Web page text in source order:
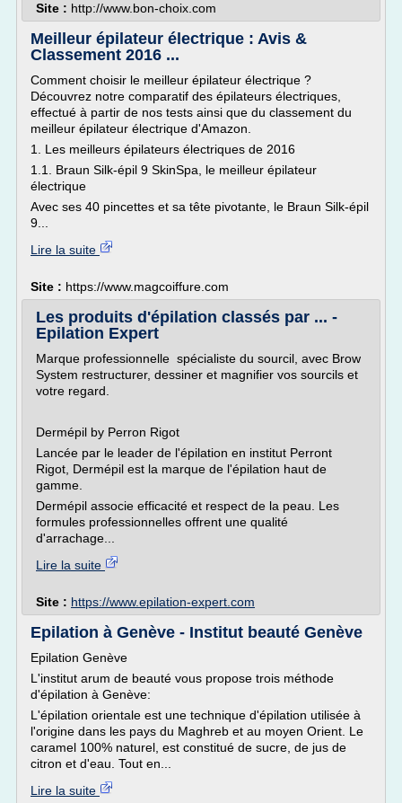
Site : http://www.bon-choix.com
Meilleur épilateur électrique : Avis &
Classement 2016 ...
Comment choisir le meilleur épilateur électrique ?
Découvrez notre comparatif des épilateurs électriques,
effectué à partir de nos tests ainsi que du classement du
meilleur épilateur électrique d'Amazon.
1. Les meilleurs épilateurs électriques de 2016
1.1. Braun Silk-épil 9 SkinSpa, le meilleur épilateur
électrique
Avec ses 40 pincettes et sa tête pivotante, le Braun Silk-épil
9...
Lire la suite
Site : https://www.magcoiffure.com
Les produits d'épilation classés par ... -
Epilation Expert
Marque professionnelle spécialiste du sourcil, avec Brow
System restructurer, dessiner et magnifier vos sourcils et
votre regard.
Dermépil by Perron Rigot
Lancée par le leader de l'épilation en institut Perront
Rigot, Dermépil est la marque de l'épilation haut de
gamme.
Dermépil associe efficacité et respect de la peau. Les
formules professionnelles offrent une qualité
d'arrachage...
Lire la suite
Site : https://www.epilation-expert.com
Epilation à Genève - Institut beauté Genève
Epilation Genève
L'institut arum de beauté vous propose trois méthode
d'épilation à Genève:
L'épilation orientale est une technique d'épilation utilisée à
l'origine dans les pays du Maghreb et au moyen Orient. Le
caramel 100% naturel, est constitué de sucre, de jus de
citron et d'eau. Tout en...
Lire la suite